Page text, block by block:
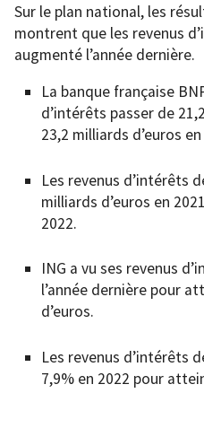
Sur le plan national, les
montrent que les revenus
augmenté l’année dernière.
La banque française
d’intérêts passer de
23,2 milliards d’euros
Les revenus d’intérêts
milliards d’euros en
2022.
ING a vu ses revenus
l’année dernière pour
d’euros.
Les revenus d’intérêts
7,9% en 2022 pour